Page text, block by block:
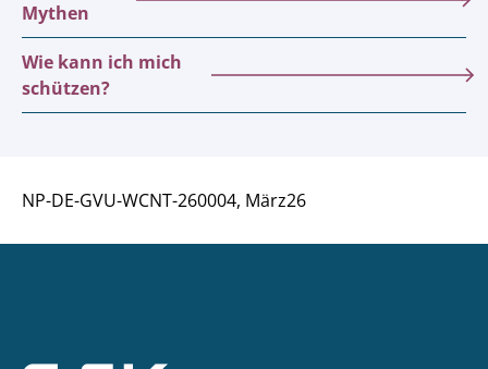
Mythen
Wie kann ich mich
schützen?
NP-DE-GVU-WCNT-260004, März26